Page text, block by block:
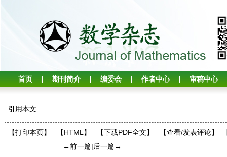
首页 期刊简介 编委会 作者中心 审稿中心
引用本文:
【打印本页】 【HTML】 【下载PDF全文】 【查看/发表评论】
←前一篇|后一篇→